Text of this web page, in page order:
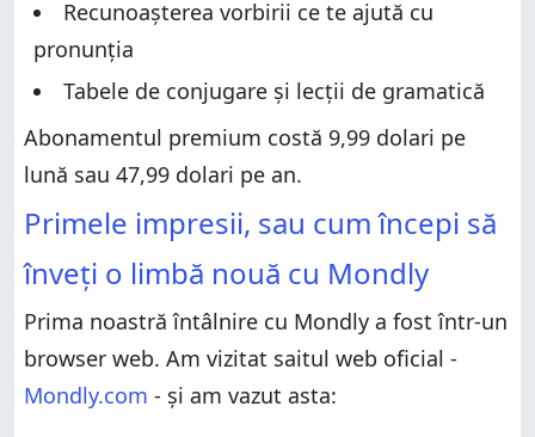
Recunoașterea vorbirii ce te ajută cu
pronunția
Tabele de conjugare și lecții de gramatică
Abonamentul premium costă 9,99 dolari pe
lună sau 47,99 dolari pe an.
Primele impresii, sau cum începi să
înveți o limbă nouă cu Mondly
Prima noastră întâlnire cu Mondly a fost într-un
browser web. Am vizitat saitul web oficial -
Mondly.com - și am vazut asta: